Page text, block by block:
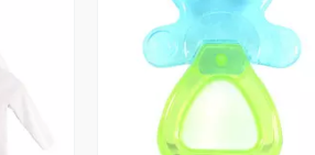
Vista Previa